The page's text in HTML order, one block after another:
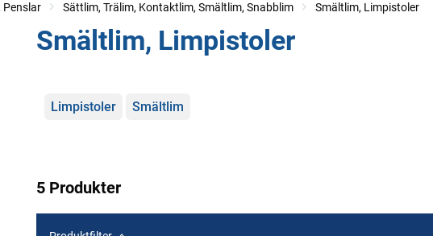
Penslar Sättlim, Trälim, Kontaktlim, Smältlim, Snabblim Smältlim, Limpistoler
Smältlim, Limpistoler
Kategorier
Limpistoler Smältlim
5 Produkter